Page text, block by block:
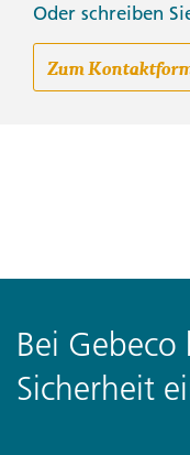
Oder schreiben
Zum
Bei
Sicherheit